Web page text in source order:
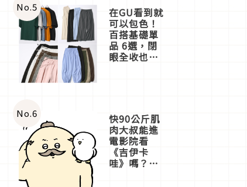
No.5 在GU看到就
可以包色！
百搭基礎單
品 6選，閉
眼全收也不
No.6 快90公斤肌
肉大叔能進
電影院看
《吉伊卡
哇》嗎？日